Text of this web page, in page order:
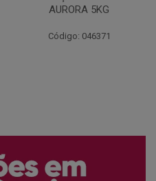
FATIADO PAKAN 200G
Código: 061522